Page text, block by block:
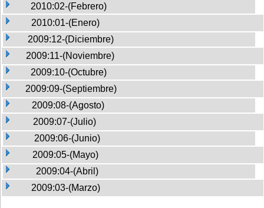
2010:02-(Febrero)
2010:01-(Enero)
2009:12-(Diciembre)
2009:11-(Noviembre)
2009:10-(Octubre)
2009:09-(Septiembre)
2009:08-(Agosto)
2009:07-(Julio)
2009:06-(Junio)
2009:05-(Mayo)
2009:04-(Abril)
2009:03-(Marzo)